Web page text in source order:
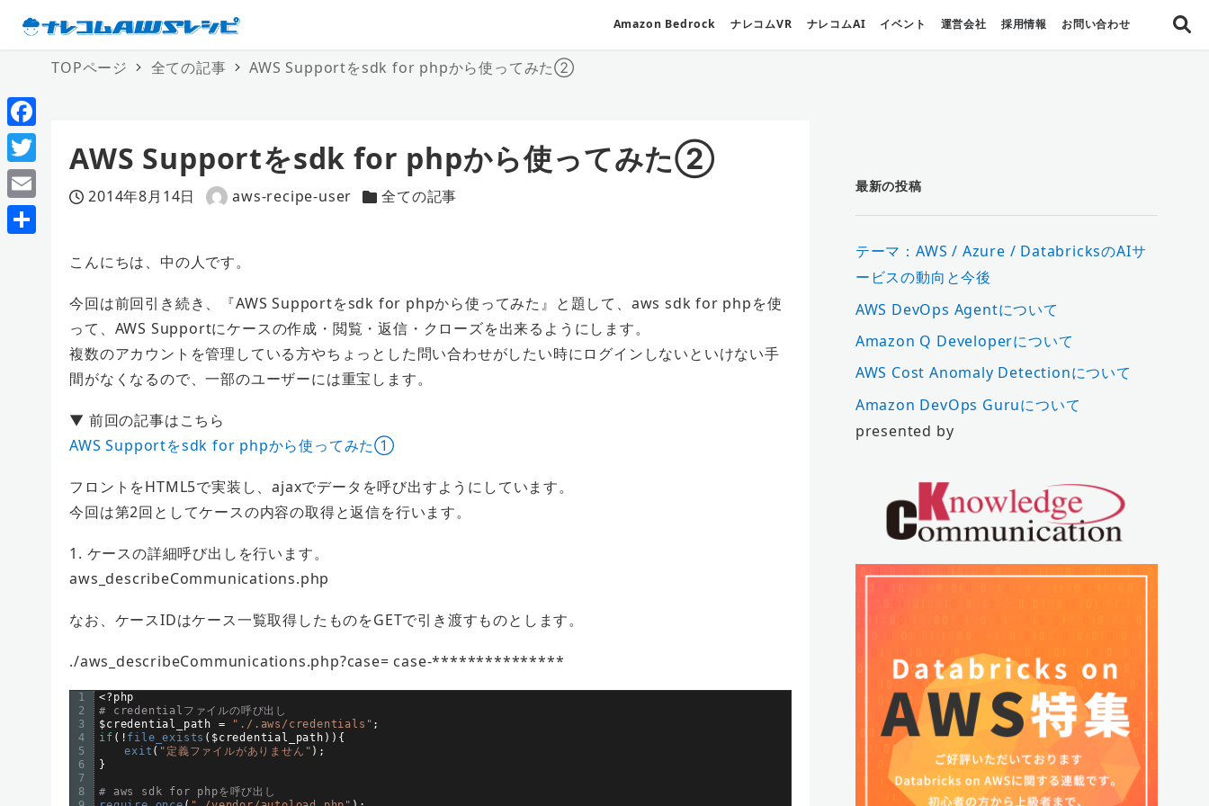
Amazon Bedrock ナレコムVR ナレコムAI イベント 運営会社 採用情報 お問い合わせ
TOPページ 全ての記事 AWS Supportをsdk for phpから使ってみた②
AWS Supportをsdk for phpから使ってみた②
投稿日
2014年8月14日
著
aws-recipe-user
カテゴリー
全ての記事
こんにちは、中の人です。
今回は前回引き続き、『AWS Supportをsdk for phpから使ってみた』と題して、aws sdk for phpを使
って、AWS Supportにケースの作成・閲覧・返信・クローズを出来るようにします。
複数のアカウントを管理している方やちょっとした問い合わせがしたい時にログインしないといけない手
間がなくなるので、一部のユーザーには重宝します。
▼ 前回の記事はこちら
AWS Supportをsdk for phpから使ってみた①
フロントをHTML5で実装し、ajaxでデータを呼び出すようにしています。
今回は第2回としてケースの内容の取得と返信を行います。
1. ケースの詳細呼び出しを行います。
aws_describeCommunications.php
なお、ケースIDはケース一覧取得したものをGETで引き渡すものとします。
./aws_describeCommunications.php?case= case-***************
1
2
3
4
5
6
7
8
<? php
# credentialファイルの呼び出し
$credential_path = "./.aws/credentials" ;
if ( ! file_exists ( $credential_path ) ) {
exit ( "定義ファイルがありません" ) ;
}
# aws sdk for phpを呼び出し
最新の投稿
テーマ：AWS / Azure / DatabricksのAIサ
ービスの動向と今後
AWS DevOps Agentについて
Amazon Q Developerについて
AWS Cost Anomaly Detectionについて
Amazon DevOps Guruについて
presented by
F
a
c
e
T
w
i
E